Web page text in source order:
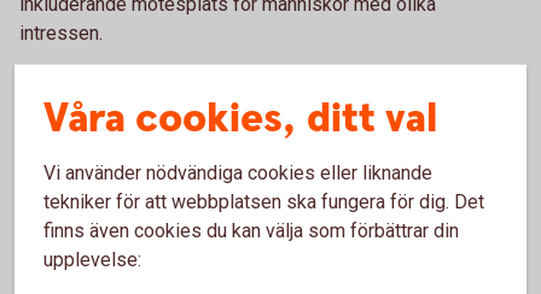
intressen.
Det sociala är minst lika viktigt som själva sporten, säger
Mattias.
Våra cookies, ditt val
Vi använder nödvändiga cookies eller liknande
tekniker för att webbplatsen ska fungera för dig. Det
finns även cookies du kan välja som förbättrar din
upplevelse: